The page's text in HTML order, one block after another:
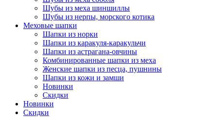
Шубы из меха шиншиллы
Шубы из нерпы, морского котика
Меховые шапки
Шапки из норки
Шапки из каракуля-каракульчи
Шапки из астрагана-овчины
Комбинированные шапки из меха
Женские шапки из песца, пушнины
Шапки из кожи и замши
Новинки
Скидки
Новинки
Скидки